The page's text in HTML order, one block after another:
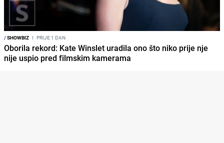
/SHOWBIZ I PRIJE 1 DAN
Oborila rekord: Kate Winslet uradila ono što niko prije nje
nije uspio pred filmskim kamerama